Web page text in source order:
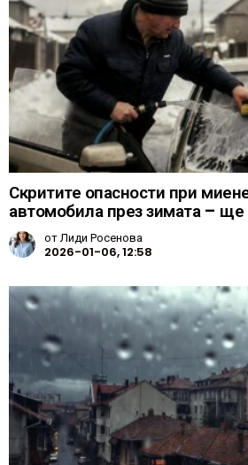
Скритите опасности при
автомобила през зимата –
отЛиди Росенова
2026-01-06, 12:58